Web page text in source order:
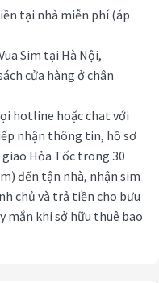
tại nhà miễn phí (áp
Sim tại Hà Nội,
cửa hàng ở chân
hotline hoặc chat với
nhận thông tin, hồ sơ
giao Hỏa Tốc trong 30
đến tận nhà, nhận sim
chủ và trả tiền cho bưu
mắn khi sở hữu thuê bao